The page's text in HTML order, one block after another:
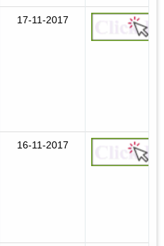
17-11-2017
16-11-2017